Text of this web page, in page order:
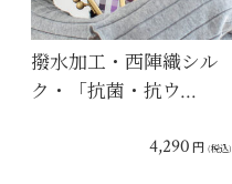
撥水加工・西陣織シル
ク・「抗菌・抗ウ…
4,290 円 (税込)